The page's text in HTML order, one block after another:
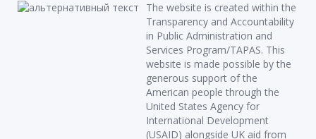
The website is created within the
Transparency and Accountability
in Public Administration and
Services Program/TAPAS. This
website is made possible by the
generous support of the
American people through the
United States Agency for
International Development
(USAID) alongside UK aid from